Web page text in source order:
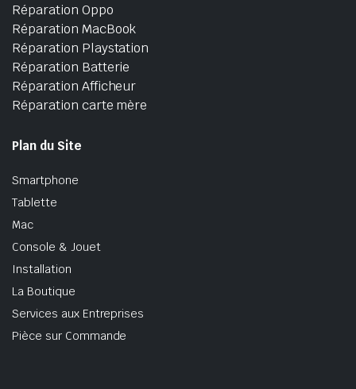
Réparation Oppo
Réparation MacBook
Réparation Playstation
Réparation Batterie
Réparation Afficheur
Réparation carte mère
Plan du Site
Smartphone
Tablette
Mac
Console & Jouet
Installation
La Boutique
Services aux Entreprises
Pièce sur Commande